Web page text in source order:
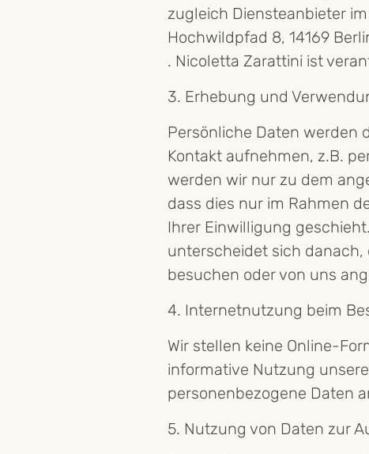
zugleich Diensteanbieter
Hochwildpfad 8, 14169
. Nicoletta Zarattini ist
3. Erhebung und
Persönliche Daten werden
Kontakt aufnehmen, z.B.
werden wir nur zu dem
dass dies nur im Rahmen
Ihrer Einwilligung
unterscheidet sich
besuchen oder von uns
4. Internetnutzung beim
Wir stellen keine Online-
informative Nutzung
personenbezogene Daten
5. Nutzung von Daten zur